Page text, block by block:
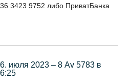
3423 9752 либо ПриватБанка
июля 2023 – 8 Av 5783 в